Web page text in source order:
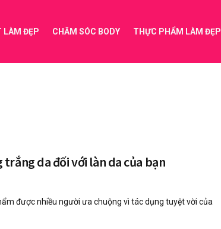
LÀM ĐẸP CHĂM SÓC BODY THỰC PHẨM LÀM ĐẸP
trắng da đối với làn da của bạn
được nhiều người ưa chuộng vì tác dụng tuyệt vời của